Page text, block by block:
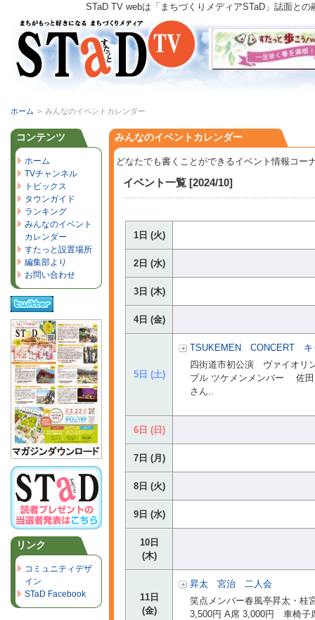
STaD TV webは「まちづくりメディアSTaD」誌面と
ホーム > みんなのイベントカレンダー
みんなのイベントカレンダー
どなたでも書くことができるイベント情報コー
イベント一覧 [2024/10]
1日 (火)
2日 (水)
3日 (木)
4日 (金)
5日 (土)
TSUKEMEN CONCERT キ
四街道市初公演 ヴァイオリ
ブル ツケメンメンバー 佐
さん..
6日 (日)
7日 (月)
8日 (火)
9日 (水)
10日
(木)
11日
(金)
昇太 宮治 二人会
笑点メンバー春風亭昇太・桂
3,500円 A席 3,000円 車椅子
コンテンツ
ホーム
TVチャンネル
トピックス
タウンガイド
ランキング
みんなのイベント
カレンダー
すたっと設置場所
編集部より
お問い合わせ
リンク
コミュニティデザ
イン
STaD Facebook